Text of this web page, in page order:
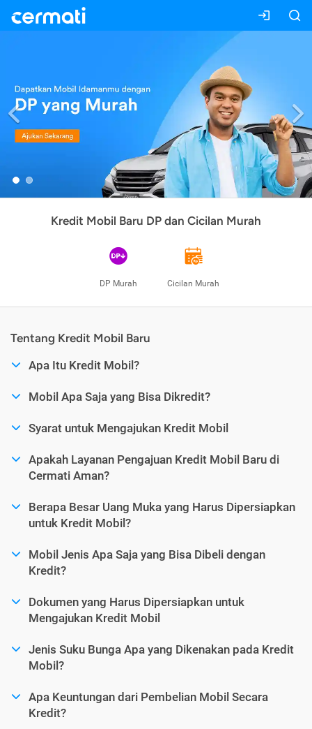
Previous
Kredit Mobil Baru DP dan Cicilan Murah
DP Murah Cicilan Murah
Tentang Kredit Mobil Baru
Apa Itu Kredit Mobil?
Mobil Apa Saja yang Bisa Dikredit?
Syarat untuk Mengajukan Kredit Mobil
Apakah Layanan Pengajuan Kredit Mobil Baru di
Cermati Aman?
Berapa Besar Uang Muka yang Harus Dipersiapkan
untuk Kredit Mobil?
Mobil Jenis Apa Saja yang Bisa Dibeli dengan
Kredit?
Dokumen yang Harus Dipersiapkan untuk
Mengajukan Kredit Mobil
Jenis Suku Bunga Apa yang Dikenakan pada Kredit
Mobil?
Apa Keuntungan dari Pembelian Mobil Secara
Kredit?